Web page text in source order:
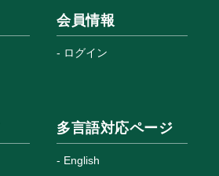
会員情報
ログイン
多言語対応ページ
English